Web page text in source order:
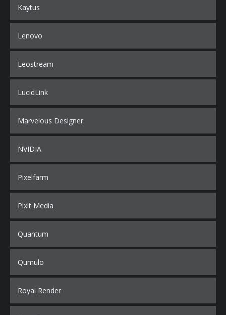
Kaytus
Lenovo
Leostream
LucidLink
Marvelous Designer
NVIDIA
Pixelfarm
Pixit Media
Quantum
Qumulo
Royal Render